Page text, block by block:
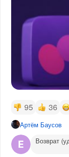
95 36
Артём Баусов
Возврат